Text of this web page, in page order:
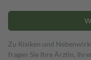
Zu Risiken und
fragen Sie Ihre Ärztin,